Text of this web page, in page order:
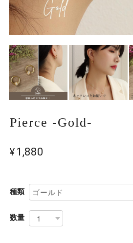
Pierce -Gold-
¥1,880
種類
数量